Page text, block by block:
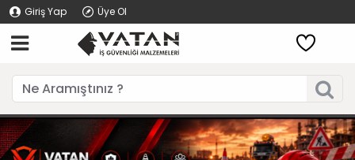
Giriş Yap Üye Ol